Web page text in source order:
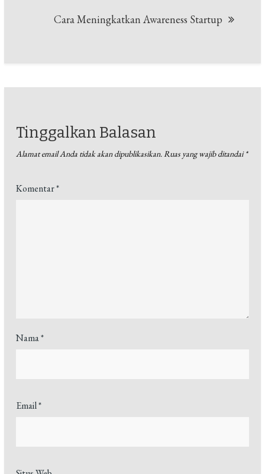
Cara Meningkatkan Awareness Startup
Tinggalkan Balasan
Alamat email Anda tidak akan dipublikasikan.Ruas yang wajib ditandai*
Komentar*
Nama*
Email*